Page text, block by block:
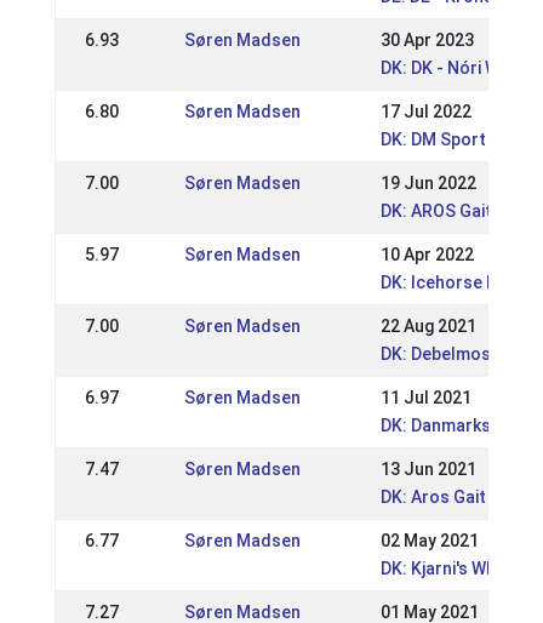
6.93 Søren Madsen
30 Apr 2023
DK: DK - Nóri WRL
6.80 Søren Madsen
17 Jul 2022
DK: DM Sport og
7.00 Søren Madsen
19 Jun 2022
DK: AROS Gait
5.97 Søren Madsen
10 Apr 2022
DK: Icehorse
7.00 Søren Madsen
22 Aug 2021
DK: Debelmose
6.97 Søren Madsen
11 Jul 2021
DK:
7.47 Søren Madsen
13 Jun 2021
DK: Aros Gait Event
6.77 Søren Madsen
02 May 2021
DK: Kjarni's WRL /
7.27 Søren Madsen
01 May 2021